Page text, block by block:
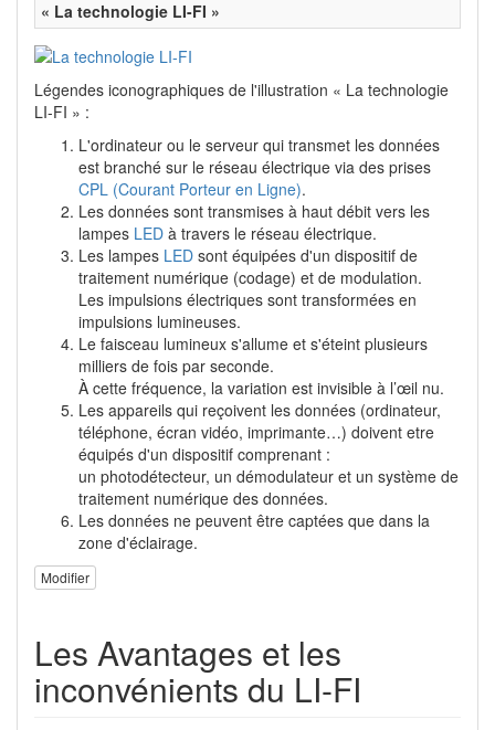
« La technologie LI-FI »
Légendes iconographiques de l'illustration « La technologie
LI-FI » :
L'ordinateur ou le serveur qui transmet les données
est branché sur le réseau électrique via des prises
CPL (Courant Porteur en Ligne).
Les données sont transmises à haut débit vers les
lampes LED à travers le réseau électrique.
Les lampes LED sont équipées d'un dispositif de
traitement numérique (codage) et de modulation.
Les impulsions électriques sont transformées en
impulsions lumineuses.
Le faisceau lumineux s'allume et s'éteint plusieurs
milliers de fois par seconde.
À cette fréquence, la variation est invisible à l’œil nu.
Les appareils qui reçoivent les données (ordinateur,
téléphone, écran vidéo, imprimante…) doivent etre
équipés d'un dispositif comprenant :
un photodétecteur, un démodulateur et un système de
traitement numérique des données.
Les données ne peuvent être captées que dans la
zone d'éclairage.
Modifier
Les Avantages et les
inconvénients du LI-FI